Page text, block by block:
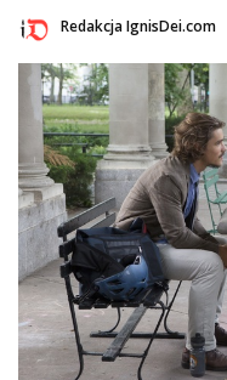
Redakcja IgnisDei.com